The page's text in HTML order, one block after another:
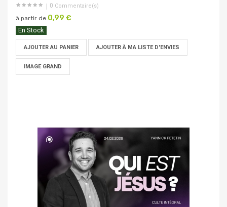
0 Commentaire(s)
à partir de 0,99 €
En Stock
AJOUTER AU PANIER AJOUTER À MA LISTE D'ENVIES
IMAGE GRAND